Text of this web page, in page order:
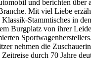
und berichten über
Mit viel Liebe
Stammtisches in den
Burgplatz von ihrer
nehmen die
durch 70 Jahre